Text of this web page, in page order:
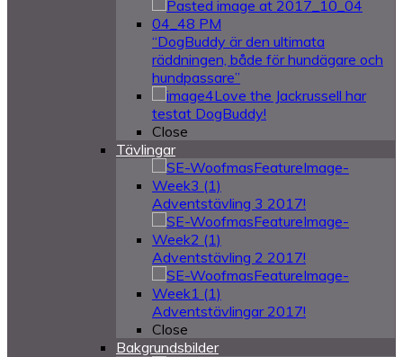
“DogBuddy är den ultimata
räddningen, både för hundägare och
hundpassare”
Love the Jackrussell har
testat DogBuddy!
Close
Tävlingar
Adventstävling 3 2017!
Adventstävling 2 2017!
Adventstävlingar 2017!
Close
Bakgrundsbilder